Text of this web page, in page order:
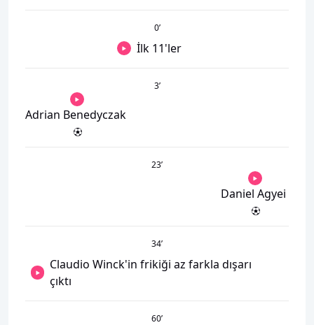
0’
İlk 11'ler
3’
Adrian Benedyczak
23’
Daniel Agyei
34’
Claudio Winck'in frikiği az farkla dışarı
çıktı
60’